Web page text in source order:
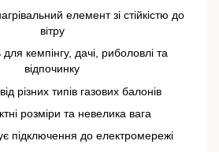
елемент зі стійкістю до
вітру
для кемпінгу, дачі, риболовлі та
відпочинку
різних типів газових балонів
розміри та невелика вага
підключення до електромережі